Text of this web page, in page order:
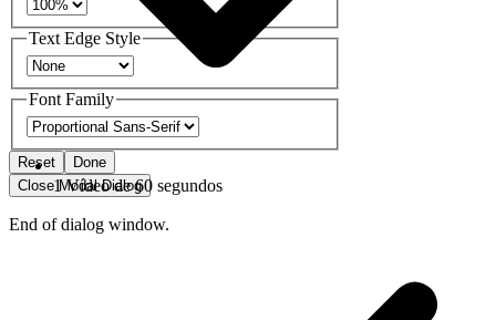
Text Edge Style
Font Family
Reset
Done
Close Modal Dialog
End of dialog window.
1 Vídeo de 60 segundos